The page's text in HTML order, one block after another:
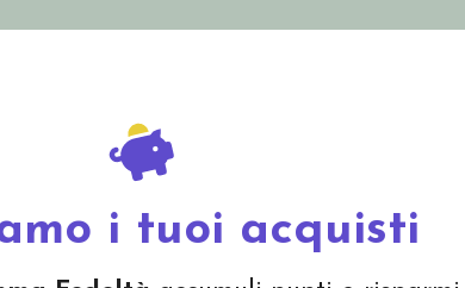
i tuoi acquisti
Offerte